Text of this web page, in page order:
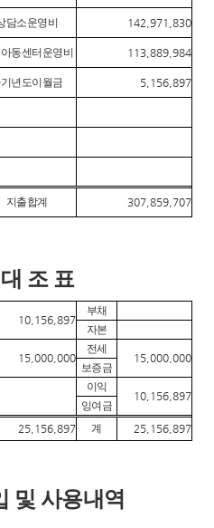
담소운영비 142,971,830
동센터운영비 113,889,984
년도이월금 5,156,897
지출합계 307,859,707
조 표
10,156,897
부채
자본
15,000,000
전세
15,000,000
보증금
이익
10,156,897
잉여금
25,156,897 계 25,156,897
및 사용내역